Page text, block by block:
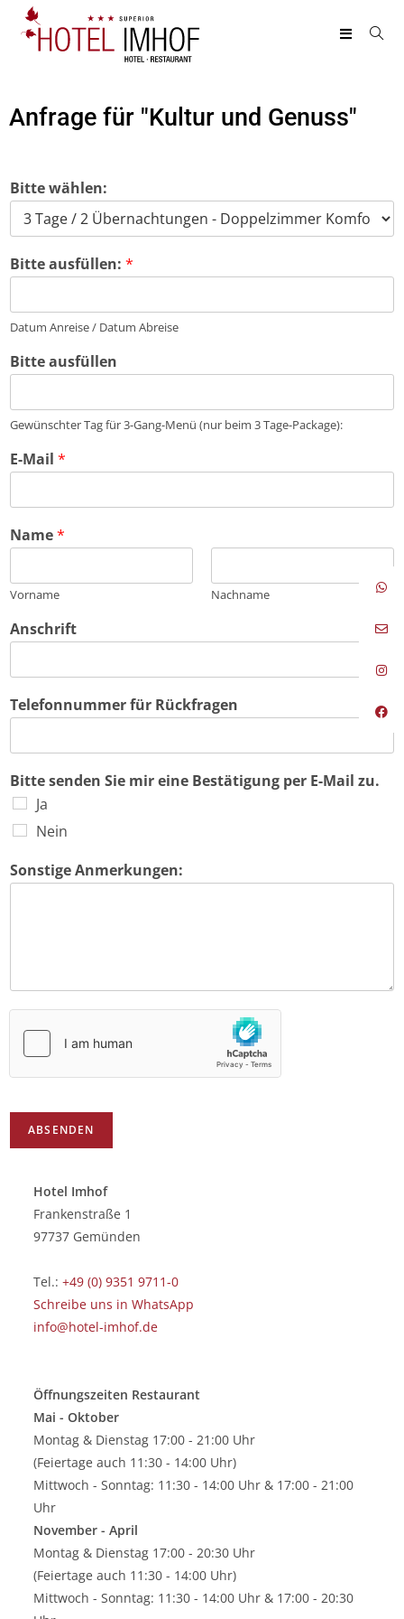
Anfrage für "Kultur und Genuss"
Bitte wählen:
Bitte ausfüllen: *
Datum Anreise / Datum Abreise
Bitte ausfüllen
Gewünschter Tag für 3-Gang-Menü (nur beim 3 Tage-Package):
E-Mail *
Name*
Vorname Nachname
Anschrift
Telefonnummer für Rückfragen
Bitte senden Sie mir eine Bestätigung per E-Mail zu.
Ja
Nein
Sonstige Anmerkungen:
ABSENDEN
Hotel Imhof
Frankenstraße 1
97737 Gemünden
Tel.:+49 (0) 9351 9711-0
Schreibe uns in WhatsApp
info@hotel-imhof.de
Öffnungszeiten Restaurant
Mai - Oktober
Montag & Dienstag 17:00 - 21:00 Uhr
(Feiertage auch 11:30 - 14:00 Uhr)
Mittwoch - Sonntag: 11:30 - 14:00 Uhr & 17:00 - 21:00
Uhr
November - April
Montag & Dienstag 17:00 - 20:30 Uhr
(Feiertage auch 11:30 - 14:00 Uhr)
Mittwoch - Sonntag: 11:30 - 14:00 Uhr & 17:00 - 20:30